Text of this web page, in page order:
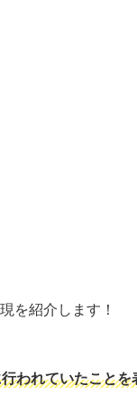
を紹介します！
われていたことを